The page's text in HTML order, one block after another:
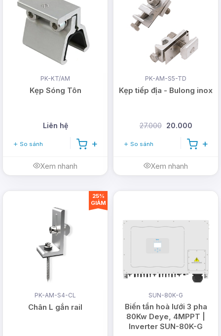
PK-KT/AM
Kẹp Sóng Tôn
Liên hệ
So sánh
Xem nhanh
PK-AM-S5-TD
Kẹp tiếp địa - Bulong inox
27.000 20.000
So sánh
Xem nhanh
PK-AM-S4-CL
Chân L gắn rail
25%
GIẢM
SUN-80K-G
Biến tần hoà lưới 3 pha
80Kw Deye, 4MPPT |
Inverter SUN-80K-G